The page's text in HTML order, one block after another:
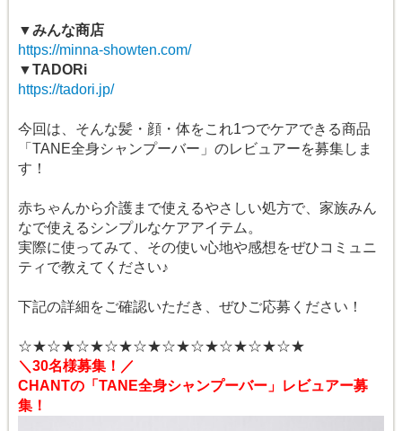
▼みんな商店
https://minna-showten.com/
▼TADORi
https://tadori.jp/
今回は、そんな髪・顔・体をこれ1つでケアできる商品
「TANE全身シャンプーバー」のレビュアーを募集しま
す！
赤ちゃんから介護まで使えるやさしい処方で、家族みん
なで使えるシンプルなケアアイテム。
実際に使ってみて、その使い心地や感想をぜひコミュニ
ティで教えてください♪
下記の詳細をご確認いただき、ぜひご応募ください！
☆★☆★☆★☆★☆★☆★☆★☆★☆★☆★
＼30名様募集！／
CHANTの「TANE全身シャンプーバー」レビュアー募
集！